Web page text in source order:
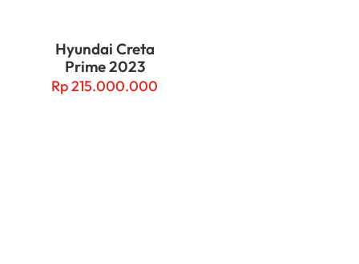
Hyundai Creta
Prime 2023
Rp215.000.000